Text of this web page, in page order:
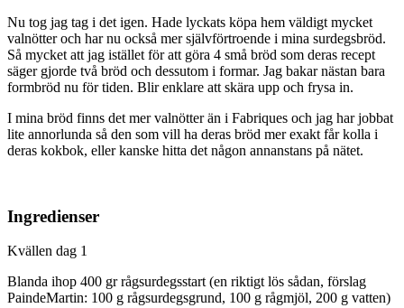
Nu tog jag tag i det igen. Hade lyckats köpa hem väldigt mycket
valnötter och har nu också mer självförtroende i mina surdegsbröd.
Så mycket att jag istället för att göra 4 små bröd som deras recept
säger gjorde två bröd och dessutom i formar. Jag bakar nästan bara
formbröd nu för tiden. Blir enklare att skära upp och frysa in.
I mina bröd finns det mer valnötter än i Fabriques och jag har jobbat
lite annorlunda så den som vill ha deras bröd mer exakt får kolla i
deras kokbok, eller kanske hitta det någon annanstans på nätet.
Ingredienser
Kvällen dag 1
Blanda ihop 400 gr rågsurdegsstart (en riktigt lös sådan, förslag
PaindeMartin: 100 g rågsurdegsgrund, 100 g rågmjöl, 200 g vatten)